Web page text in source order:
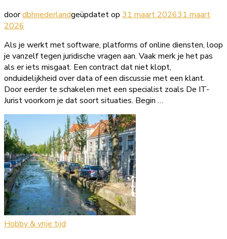
doordbhnederlandgeüpdatet op 31 maart 202631 maart
2026
Als je werkt met software, platforms of online diensten, loop
je vanzelf tegen juridische vragen aan. Vaak merk je het pas
als er iets misgaat. Een contract dat niet klopt,
onduidelijkheid over data of een discussie met een klant.
Door eerder te schakelen met een specialist zoals De IT-
Jurist voorkom je dat soort situaties. Begin …
Hobby & vrije tijd